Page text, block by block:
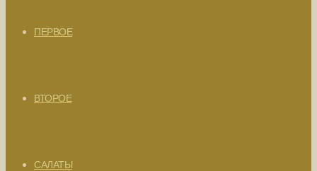
ПЕРВОЕ
ВТОРОЕ
САЛАТЫ